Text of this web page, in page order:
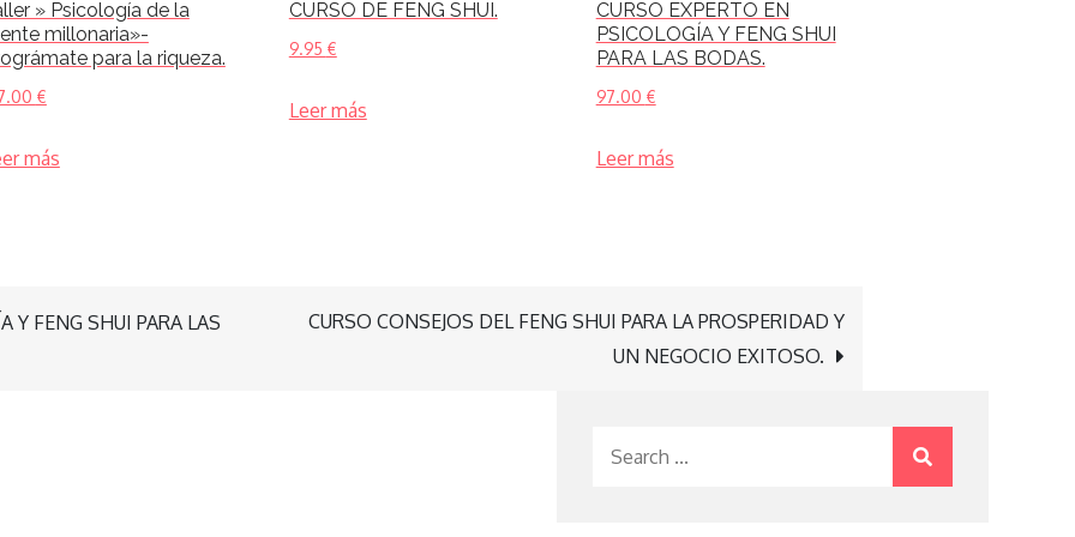
» Psicología de la
millonaria»-
para la riqueza.
€
más
CURSO DE FENG SHUI.
9.95 €
Leer más
CURSO EXPERTO EN
PSICOLOGÍA Y FENG SHUI
PARA LAS BODAS.
97.00 €
Leer más
Y FENG SHUI PARA LAS
CURSO CONSEJOS DEL FENG SHUI PARA LA PROSPERIDAD Y
UN NEGOCIO EXITOSO.